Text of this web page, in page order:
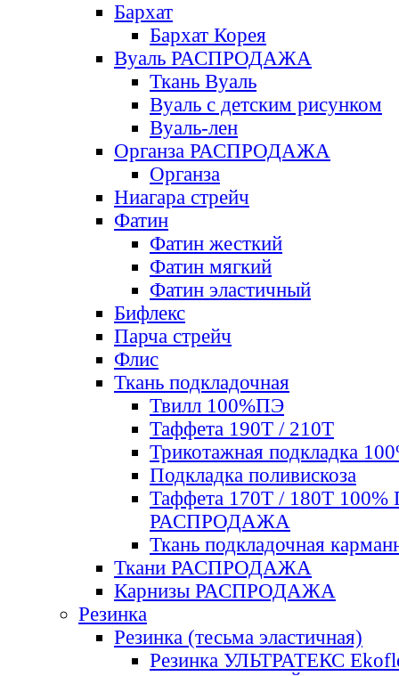
Бархат
Бархат Корея
Вуаль РАСПРОДАЖА
Ткань Вуаль
Вуаль с детским рисунком
Вуаль-лен
Органза РАСПРОДАЖА
Органза
Ниагара стрейч
Фатин
Фатин жесткий
Фатин мягкий
Фатин элаcтичный
Бифлекс
Парча стрейч
Флис
Ткань подкладочная
Твилл 100%ПЭ
Таффета 190Т / 210Т
Трикотажная подкладка
Подкладка поливискоза
Таффета 170Т / 180Т 100%
РАСПРОДАЖА
Ткань подкладочная
Ткани РАСПРОДАЖА
Карнизы РАСПРОДАЖА
Резинка
Резинка (тесьма эластичная)
Резинка УЛЬТРАТЕКС